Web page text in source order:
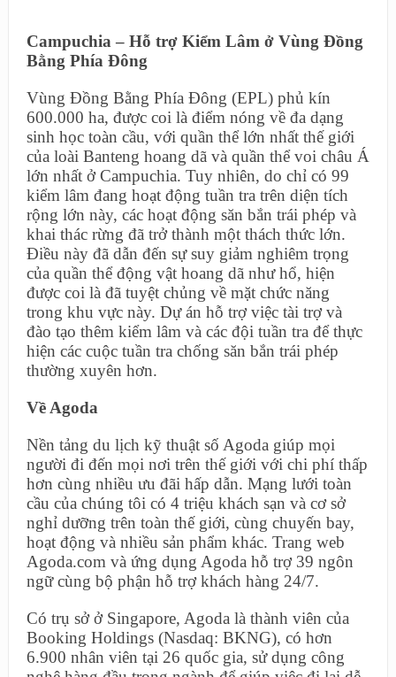
Campuchia – Hỗ trợ Kiểm Lâm ở Vùng Đồng
Bằng Phía Đông
Vùng Đồng Bằng Phía Đông (EPL) phủ kín
600.000 ha, được coi là điểm nóng về đa dạng
sinh học toàn cầu, với quần thể lớn nhất thế giới
của loài Banteng hoang dã và quần thể voi châu Á
lớn nhất ở Campuchia. Tuy nhiên, do chỉ có 99
kiểm lâm đang hoạt động tuần tra trên diện tích
rộng lớn này, các hoạt động săn bắn trái phép và
khai thác rừng đã trở thành một thách thức lớn.
Điều này đã dẫn đến sự suy giảm nghiêm trọng
của quần thể động vật hoang dã như hổ, hiện
được coi là đã tuyệt chủng về mặt chức năng
trong khu vực này. Dự án hỗ trợ việc tài trợ và
đào tạo thêm kiểm lâm và các đội tuần tra để thực
hiện các cuộc tuần tra chống săn bắn trái phép
thường xuyên hơn.
Về Agoda
Nền tảng du lịch kỹ thuật số Agoda giúp mọi
người đi đến mọi nơi trên thế giới với chi phí thấp
hơn cùng nhiều ưu đãi hấp dẫn. Mạng lưới toàn
cầu của chúng tôi có 4 triệu khách sạn và cơ sở
nghỉ dưỡng trên toàn thế giới, cùng chuyến bay,
hoạt động và nhiều sản phẩm khác. Trang web
Agoda.com và ứng dụng Agoda hỗ trợ 39 ngôn
ngữ cùng bộ phận hỗ trợ khách hàng 24/7.
Có trụ sở ở Singapore, Agoda là thành viên của
Booking Holdings (Nasdaq: BKNG), có hơn
6.900 nhân viên tại 26 quốc gia, sử dụng công